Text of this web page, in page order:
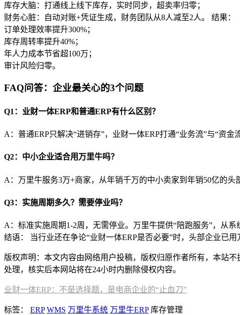
库存大脑：打通线上线下库存，实时同步，超卖率归零；
财务心脏：自动对账+凭证生成，财务团队从8人减至2人。 结果：
订单处理效率提升300%；
库存周转率提升40%；
年人力成本节省超100万；
审计风险归零。
FAQ问答：企业最关心的3个问题
Q1：业财一体ERP和普通ERP有什么区别？
A：普通ERP只解决“进销存”，业财一体ERP打通“业务流”与“资
Q2：中小企业适合用万里牛吗？
A：万里牛服务3万+商家，从年销千万的中小卖家到年销50亿的头
Q3：实施周期多久？需要停业吗？
A：标准实施周期1-2周，无需停业。万里牛提供“陪跑服务”，从
结语： 当行业还在争论“业财一体ERP是否必要”时，头部企业已
版权声明：本文内容由网络用户投稿，版权归原作者所有，本站
处理，核实后本网站将在24小时内删除侵权内容。
业财一体ERP：不是选择题，是电商企业的“止血刀”
标签： ERP WMS 万里牛系统 万里牛ERP 库存管理